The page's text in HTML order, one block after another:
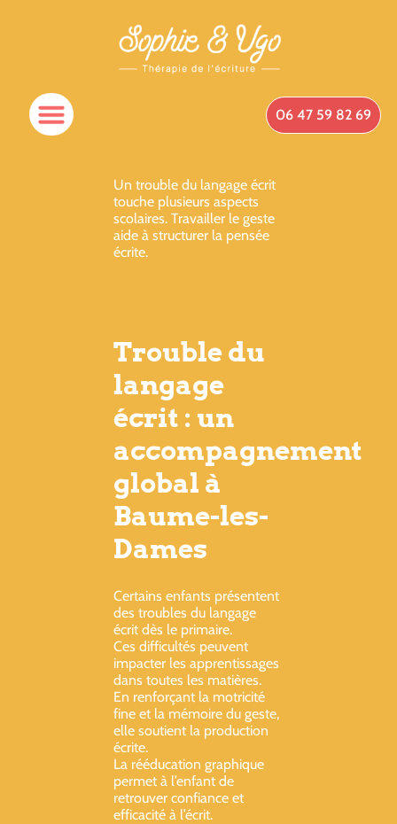
06 47 59 82 69
Un trouble du langage écrit
touche plusieurs aspects
scolaires. Travailler le geste
aide à structurer la pensée
écrite.
Trouble du
langage
écrit : un
accompagnement
global à
Baume-les-
Dames
Certains enfants présentent
des troubles du langage
écrit dès le primaire.
Ces difficultés peuvent
impacter les apprentissages
dans toutes les matières.
En renforçant la motricité
fine et la mémoire du geste,
elle soutient la production
écrite.
La rééducation graphique
permet à l’enfant de
retrouver confiance et
efficacité à l’écrit.